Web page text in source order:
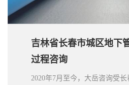
吉林省长春市城区地下
过程咨询
2020年7月至今，大岳咨询受